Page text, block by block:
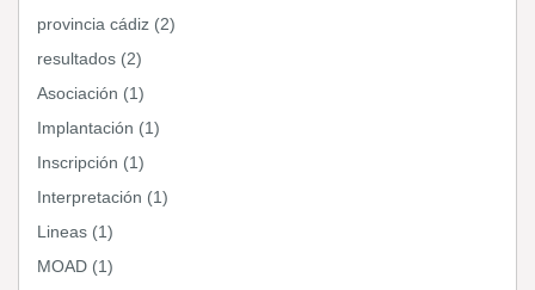
provincia cádiz (2)
resultados (2)
Asociación (1)
Implantación (1)
Inscripción (1)
Interpretación (1)
Lineas (1)
MOAD (1)